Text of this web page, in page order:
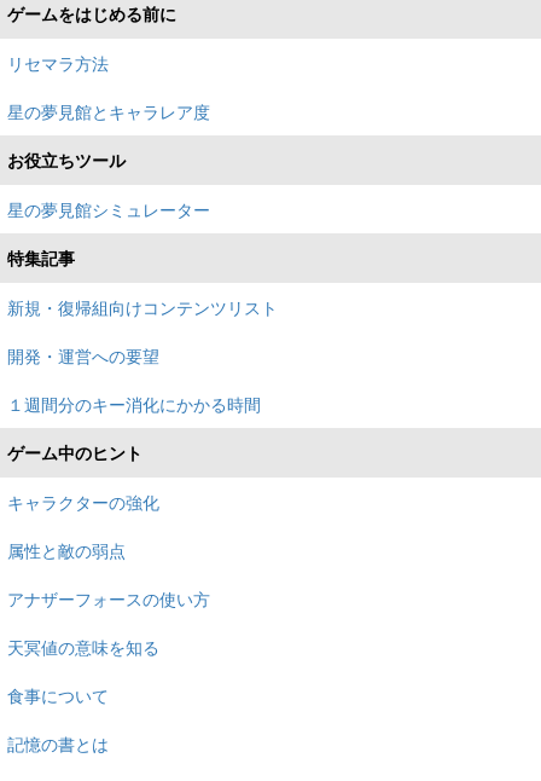
ゲームをはじめる前に
リセマラ方法
星の夢見館とキャラレア度
お役立ちツール
星の夢見館シミュレーター
特集記事
新規・復帰組向けコンテンツリスト
開発・運営への要望
１週間分のキー消化にかかる時間
ゲーム中のヒント
キャラクターの強化
属性と敵の弱点
アナザーフォースの使い方
天冥値の意味を知る
食事について
記憶の書とは